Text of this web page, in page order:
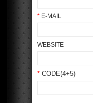
* E-MAIL
WEBSITE
* CODE(4+5)